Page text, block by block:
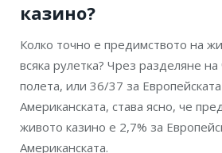
казино?
Колко точно е предимството на
всяка рулетка? Чрез разделяне
полета, или 36/37 за
Американската, става ясно, че
живото казино е 2,7% за
Американската.